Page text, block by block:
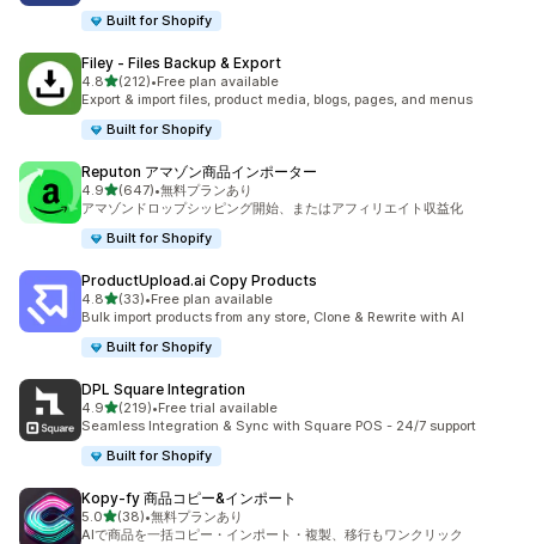
Built for Shopify
Filey ‑ Files Backup & Export
4.85つ星中
(212)
合計レビュー数：212件
•Free plan available
Export & import files, product media, blogs, pages, and menus
Built for Shopify
Reputon アマゾン商品インポーター
4.95つ星中
(647)
合計レビュー数：647件
•無料プランあり
アマゾンドロップシッピング開始、またはアフィリエイト収益化
Built for Shopify
ProductUpload.ai Copy Products
4.85つ星中
(33)
合計レビュー数：33件
•Free plan available
Bulk import products from any store, Clone & Rewrite with AI
Built for Shopify
DPL Square Integration
4.95つ星中
(219)
合計レビュー数：219件
•Free trial available
Seamless Integration & Sync with Square POS - 24/7 support
Built for Shopify
Kopy‑fy 商品コピー&インポート
5.05つ星中
(38)
合計レビュー数：38件
•無料プランあり
AIで商品を一括コピー・インポート・複製、移行もワンクリック